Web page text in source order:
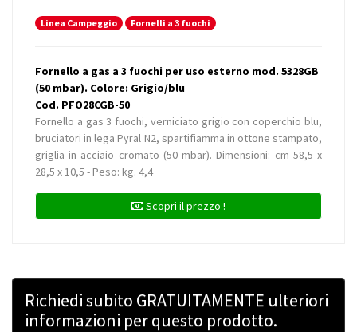
Linea Campeggio Fornelli a 3 fuochi
Fornello a gas a 3 fuochi per uso esterno mod. 5328GB
(50 mbar). Colore: Grigio/blu
Cod. PFO28CGB-50
Fornello a gas 3 fuochi, verniciato grigio con coperchio blu,
bruciatori in lega Pyral N2, spartifiamma in ottone stampato,
griglia in acciaio cromato (50 mbar). Dimensioni: cm 58,5 x
28,5 x 10,5 - Peso: kg. 4,4
Scopri il prezzo !
Richiedi subito GRATUITAMENTE ulteriori
informazioni per questo prodotto.